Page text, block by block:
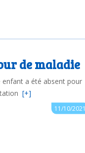
de maladie
enfant a été absent pour
[+]
11/10/2021